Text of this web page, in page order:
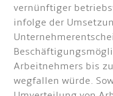
vernünftiger
infolge der
Arbeitnehmers bis
wegfallen würde.